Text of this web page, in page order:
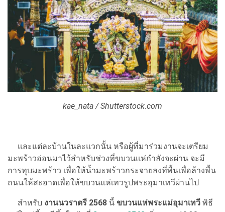
kae_nata / Shutterstock.com
และแต่ละบ้านในละแวกนั้น หรือผู้ที่มาร่วมงานจะเตรียม
มะพร้าวอ่อนมาไว้สำหรับช่วงที่ขบวนแห่กำลังจะผ่าน จะมี
การทุบมะพร้าว เพื่อให้น้ำมะพร้าวกระจายลงที่พื้นเพื่อล้างพื้น
ถนนให้สะอาดเพื่อให้ขบวนแห่เทวรูปพระอุมาเทวีผ่านไป
สำหรับ งานนวราตรี 2568 นี้ ขบวนแห่พระแม่อุมาเทวี พิธี